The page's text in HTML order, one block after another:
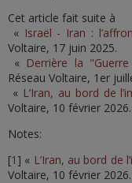
Cet article fait suite à
« Israël - Iran :
Voltaire, 17 juin 2025.
« Derrière la
Réseau Voltaire, 1er
« L’Iran, au bord de
Voltaire, 10 février 2026.
Notes:
[1 ] « L’Iran, au bord de
Voltaire, 10 février 2026.